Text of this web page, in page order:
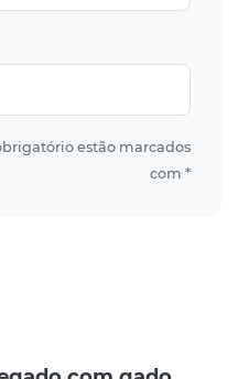
estão marcados
com *